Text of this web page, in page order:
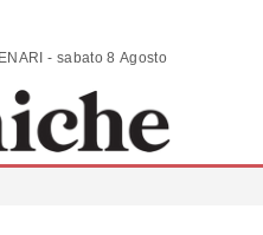
ANALISI | COMMENTI | SCENARI - sabato 8 Agosto 2026